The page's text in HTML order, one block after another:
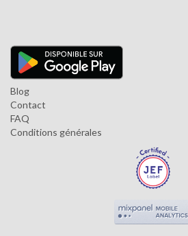
Blog
Contact
FAQ
Conditions générales